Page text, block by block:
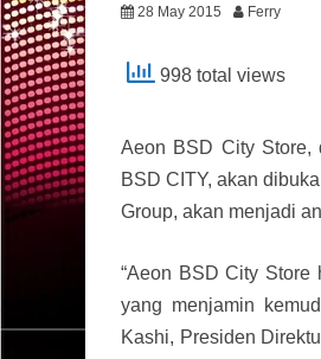
28 May 2015 Ferry
998 total views
Aeon BSD City Store,
BSD CITY, akan
Group, akan menjadi
“Aeon BSD City
yang menjamin
Kashi, Presiden